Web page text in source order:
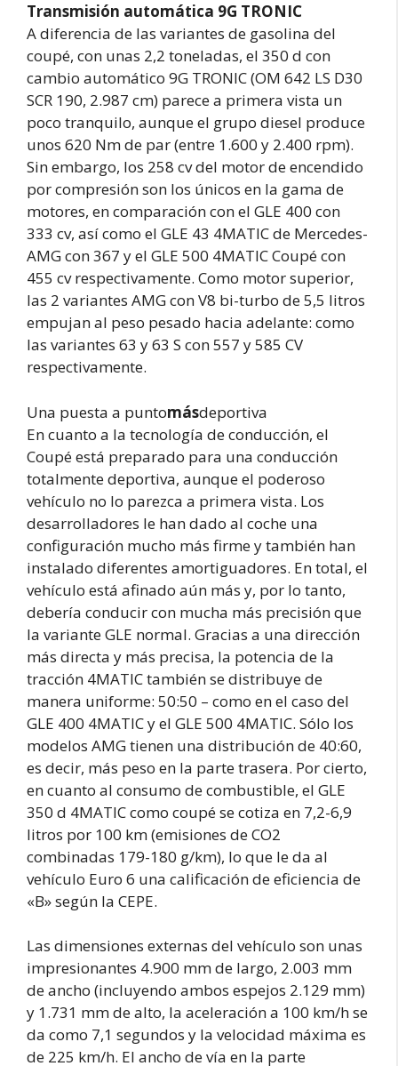
Transmisión automática 9G TRONIC
A diferencia de las variantes de gasolina del
coupé, con unas 2,2 toneladas, el 350 d con
cambio automático 9G TRONIC (OM 642 LS D30
SCR 190, 2.987 cm) parece a primera vista un
poco tranquilo, aunque el grupo diesel produce
unos 620 Nm de par (entre 1.600 y 2.400 rpm).
Sin embargo, los 258 cv del motor de encendido
por compresión son los únicos en la gama de
motores, en comparación con el GLE 400 con
333 cv, así como el GLE 43 4MATIC de Mercedes-
AMG con 367 y el GLE 500 4MATIC Coupé con
455 cv respectivamente. Como motor superior,
las 2 variantes AMG con V8 bi-turbo de 5,5 litros
empujan al peso pesado hacia adelante: como
las variantes 63 y 63 S con 557 y 585 CV
respectivamente.
Una puesta a puntomásdeportiva
En cuanto a la tecnología de conducción, el
Coupé está preparado para una conducción
totalmente deportiva, aunque el poderoso
vehículo no lo parezca a primera vista. Los
desarrolladores le han dado al coche una
configuración mucho más firme y también han
instalado diferentes amortiguadores. En total, el
vehículo está afinado aún más y, por lo tanto,
debería conducir con mucha más precisión que
la variante GLE normal. Gracias a una dirección
más directa y más precisa, la potencia de la
tracción 4MATIC también se distribuye de
manera uniforme: 50:50 – como en el caso del
GLE 400 4MATIC y el GLE 500 4MATIC. Sólo los
modelos AMG tienen una distribución de 40:60,
es decir, más peso en la parte trasera. Por cierto,
en cuanto al consumo de combustible, el GLE
350 d 4MATIC como coupé se cotiza en 7,2-6,9
litros por 100 km (emisiones de CO2
combinadas 179-180 g/km), lo que le da al
vehículo Euro 6 una calificación de eficiencia de
«B» según la CEPE.
Las dimensiones externas del vehículo son unas
impresionantes 4.900 mm de largo, 2.003 mm
de ancho (incluyendo ambos espejos 2.129 mm)
y 1.731 mm de alto, la aceleración a 100 km/h se
da como 7,1 segundos y la velocidad máxima es
de 225 km/h. El ancho de vía en la parte